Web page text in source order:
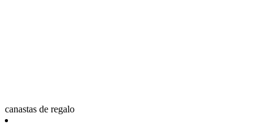
canastas de regalo